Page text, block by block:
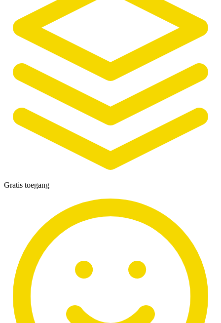
Gratis toegang